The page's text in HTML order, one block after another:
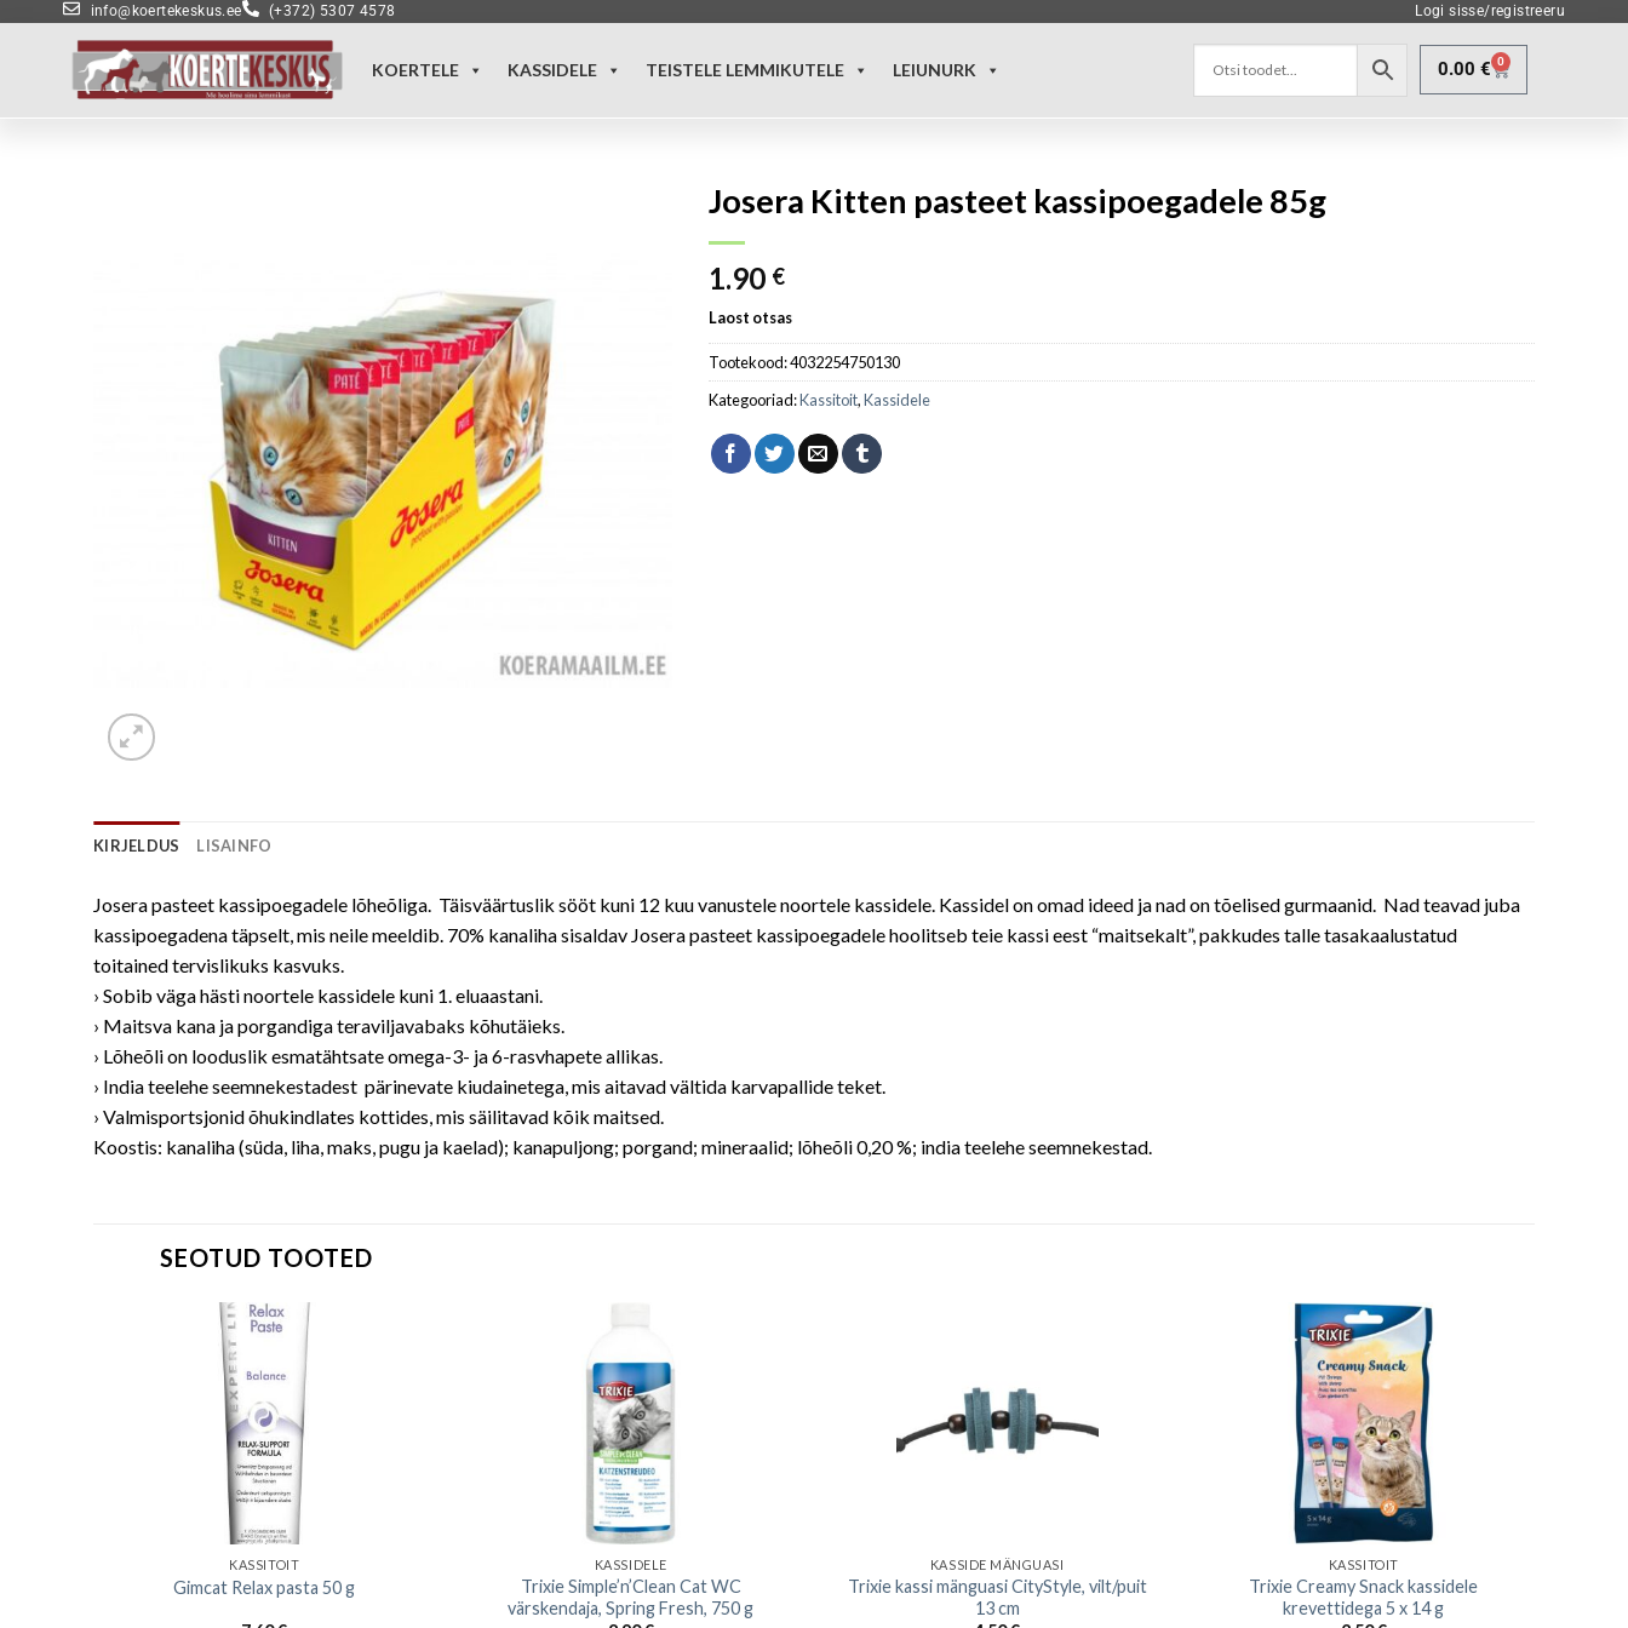
info@koertekeskus.ee (+372) 5307 4578 Logi sisse/registreeru
KOERTELE KASSIDELE TEISTELE LEMMIKUTELE LEIUNURK 0.00 € 0
Josera Kitten pasteet kassipoegadele 85g
1.90 €
Laost otsas
Tootekood:4032254750130
Kategooriad:Kassitoit,Kassidele
KIRJELDUS LISAINFO
Josera pasteet kassipoegadele lõheõliga. Täisväärtuslik sööt kuni 12 kuu vanustele noortele kassidele. Kassidel on omad ideed ja nad on tõelised gurmaanid. Nad teavad juba
kassipoegadena täpselt, mis neile meeldib. 70% kanaliha sisaldav Josera pasteet kassipoegadele hoolitseb teie kassi eest “maitsekalt”, pakkudes talle tasakaalustatud
toitained tervislikuks kasvuks.
› Sobib väga hästi noortele kassidele kuni 1. eluaastani.
› Maitsva kana ja porgandiga teraviljavabaks kõhutäieks.
› Lõheõli on looduslik esmatähtsate omega-3- ja 6-rasvhapete allikas.
› India teelehe seemnekestadest pärinevate kiudainetega, mis aitavad vältida karvapallide teket.
› Valmisportsjonid õhukindlates kottides, mis säilitavad kõik maitsed.
Koostis: kanaliha (süda, liha, maks, pugu ja kaelad); kanapuljong; porgand; mineraalid; lõheõli 0,20 %; india teelehe seemnekestad.
SEOTUD TOOTED
KASSITOIT
Gimcat Relax pasta 50 g
KASSIDELE
Trixie Simple’n’Clean Cat WC
värskendaja, Spring Fresh, 750 g
KASSIDE MÄNGUASI
Trixie kassi mänguasi CityStyle, vilt/puit
13 cm
KASSITOIT
Trixie Creamy Snack kassidele
krevettidega 5 x 14 g